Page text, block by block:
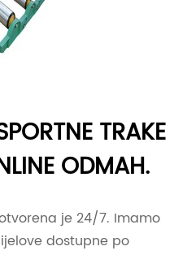
TRAKE
ODMAH.
je 24/7. Imamo
dostupne po